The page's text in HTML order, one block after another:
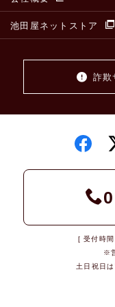
池田屋ネットストア
詐欺
[ 受付時
※
土日祝日